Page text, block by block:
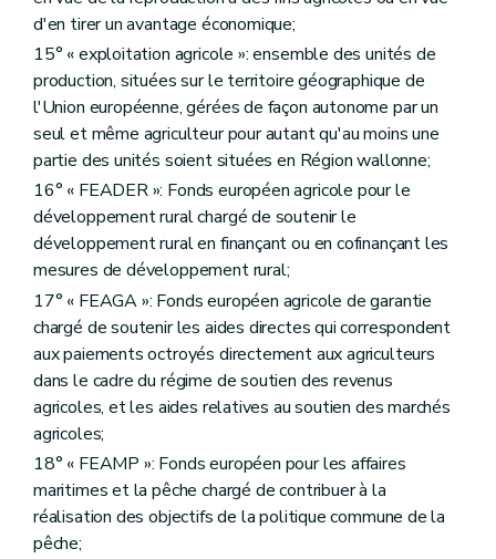
Sous-section 1
Comité d'aménagement foncier
Art. D269
Art. D270
Art. D271
Art. D271/1
Sous-section 2 Des formalités préalables
Art. D272
Art. D273
Art. D275
Art. D276
Art. D276/1
Art. D277
Art. D278
Sous-section 3 Commission consultative
Art. D279
Sous-section 4 Des opérations d'aménagement foncier
Art. D280
Art. D281
Art. D282
Art. D285
Art. D286
Art. D286/1
d'en tirer un avantage économique;
15° « exploitation agricole »: ensemble des unités de
production, situées sur le territoire géographique de
l'Union européenne, gérées de façon autonome par un
seul et même agriculteur pour autant qu'au moins une
partie des unités soient situées en Région wallonne;
16° « FEADER »: Fonds européen agricole pour le
développement rural chargé de soutenir le
développement rural en finançant ou en cofinançant les
mesures de développement rural;
17° « FEAGA »: Fonds européen agricole de garantie
chargé de soutenir les aides directes qui correspondent
aux paiements octroyés directement aux agriculteurs
dans le cadre du régime de soutien des revenus
agricoles, et les aides relatives au soutien des marchés
agricoles;
18° « FEAMP »: Fonds européen pour les affaires
maritimes et la pêche chargé de contribuer à la
réalisation des objectifs de la politique commune de la
pêche;